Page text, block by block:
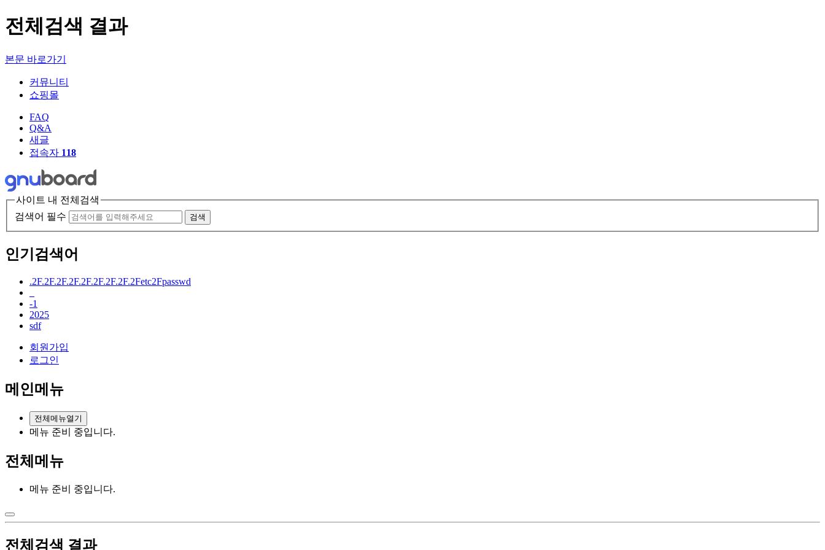
전체검색 결과
본문 바로가기
커뮤니티
쇼핑몰
FAQ
Q&A
새글
접속자 118
사이트 내 전체검색
검색어 필수
검색
인기검색어
.2F.2F.2F.2F.2F.2F.2F.2F.2Fetc2Fpasswd
-1
2025
sdf
회원가입
로그인
메인메뉴
전체메뉴열기
메뉴 준비 중입니다.
전체메뉴
메뉴 준비 중입니다.
전체검색 결과